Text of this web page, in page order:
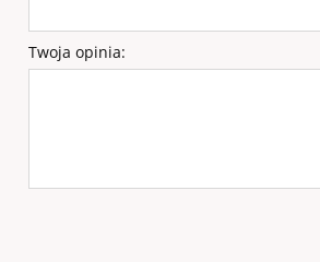
Twoja opinia: